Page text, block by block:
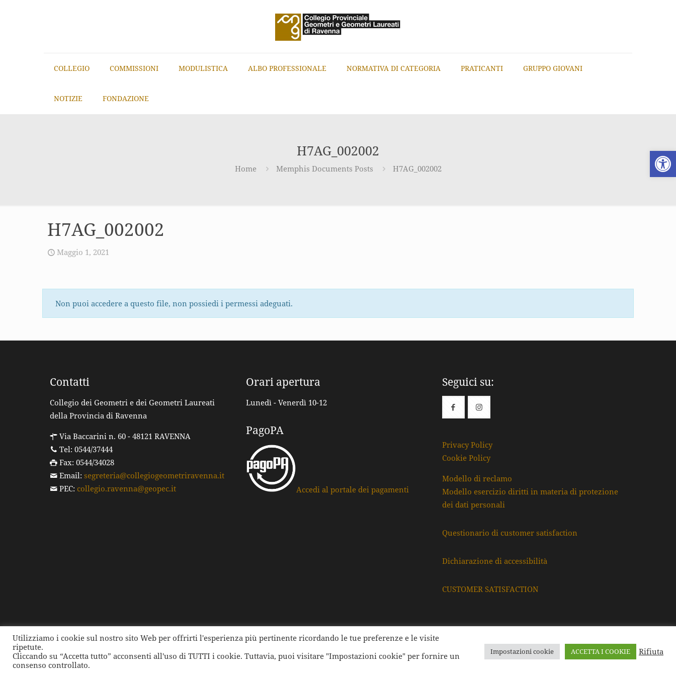
Apri
COLLEGIO COMMISSIONI MODULISTICA ALBO PROFESSIONALE NORMATIVA DI CATEGORIA PRATICANTI GRUPPO GIOVANI
NOTIZIE FONDAZIONE
H7AG_002002
Home Memphis Documents Posts H7AG_002002
H7AG_002002
Maggio 1, 2021
Non puoi accedere a questo file, non possiedi i permessi adeguati.
Contatti
Collegio dei Geometri e dei Geometri Laureati
della Provincia di Ravenna
Via Baccarini n. 60 - 48121 RAVENNA
Tel: 0544/37444
Fax: 0544/34028
Email: segreteria@collegiogeometriravenna.it
PEC: collegio.ravenna@geopec.it
Orari apertura
Lunedì - Venerdì 10-12
PagoPA
Accedi al portale dei pagamenti
Seguici su:
Privacy Policy
Cookie Policy
Modello di reclamo
Modello esercizio diritti in materia di protezione
dei dati personali
Questionario di customer satisfaction
Dichiarazione di accessibilità
CUSTOMER SATISFACTION
© 2026 Collegio dei Geometri e dei Geometri Laureati della Provincia di Ravenna | Tutti i diritti Riservati | Cod.F. e P.Iva: 80009220395
Utilizziamo i cookie sul nostro sito Web per offrirti l'esperienza più pertinente ricordando le tue preferenze e le visite
ripetute.
Cliccando su “Accetta tutto” acconsenti all'uso di TUTTI i cookie. Tuttavia, puoi visitare "Impostazioni cookie" per fornire un
consenso controllato.
Impostazioni cookie ACCETTA I COOKIE Rifiuta